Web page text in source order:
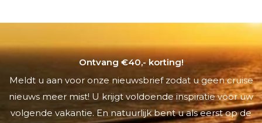
Ontvang €40,- korting!
Meldt u aan voor onze nieuwsbrief zodat u geen cruise
nieuws meer mist! U krijgt voldoende inspiratie voor uw
volgende vakantie. En natuurlijk bent u als eerst op de